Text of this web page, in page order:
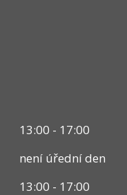
13:00 - 17:00
není úřední den
13:00 - 17:00